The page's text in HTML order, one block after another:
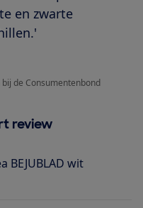
en zwarte
de Consumentenbond
review
BEJUBLAD wit